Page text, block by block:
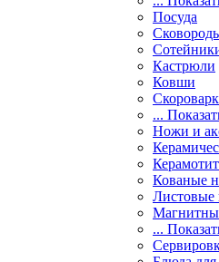
Посуда
Кастрюли
Ковши
...
Ножи и
Кованые
Листовые
...